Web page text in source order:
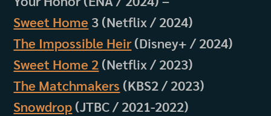
Sweet Home 3 (Netflix / 2024)
The Impossible Heir(Disney+ / 2024)
Sweet Home 2 (Netflix / 2023)
The Matchmakers (KBS2 / 2023)
Snowdrop (JTBC / 2021-2022)